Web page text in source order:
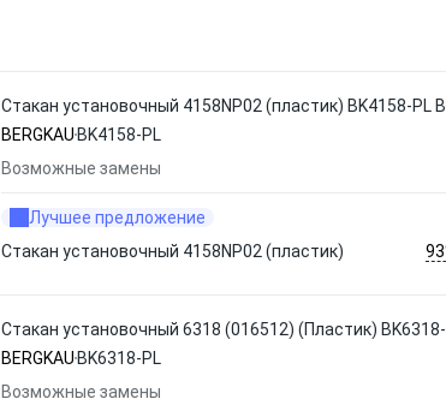
Стакан установочный 4158NP02 (пластик) BK4158-PL
BERGKAU BK4158-PL
Возможные замены
Лучшее предложение
Стакан установочный 4158NP02 (пластик)
Cтакан установочный 6318 (016512) (Пластик) BK6318-
BERGKAU BK6318-PL
Возможные замены